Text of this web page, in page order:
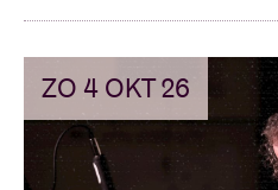
ZO 4 OKT 26